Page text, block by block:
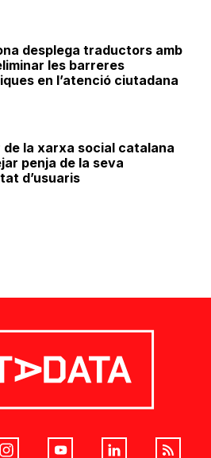
desplega traductors amb
les barreres
en l’atenció ciutadana
de la xarxa social catalana
penja de la seva
d’usuaris